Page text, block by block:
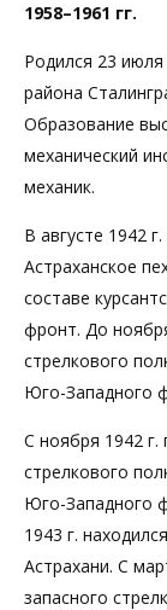
1958–1961 гг.
Родился 23
района
Образование
механический
механик.
В августе 1942
Астраханское
составе
фронт. До
стрелкового
Юго-Западного
С ноября 1942 г.
стрелкового
Юго-Западного
1943 г.
Астрахани. С
запасного